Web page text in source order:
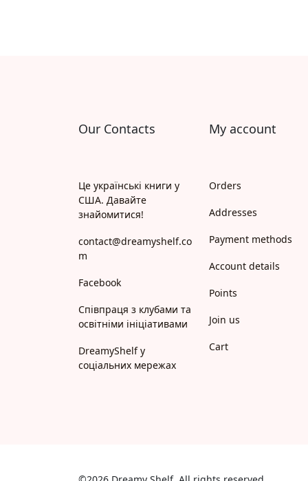
Our Contacts
Це українські книги у
США. Давайте
знайомитися!
contact@dreamyshelf.co
m
Facebook
Співпраця з клубами та
освітніми ініціативами
DreamyShelf у
соціальних мережах
My account
Orders
Addresses
Payment methods
Account details
Points
Join us
Cart